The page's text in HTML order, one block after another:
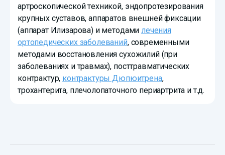
артроскопической техникой, эндопротезирования
крупных суставов, аппаратов внешней фиксации
(аппарат Илизарова) и методамилечения
ортопедических заболеваний, современными
методами восстановления сухожилий (при
заболеваниях и травмах), посттравматических
контрактур, контрактуры Дюпюитрена,
трохантерита, плечолопаточного периартрита и т.д.